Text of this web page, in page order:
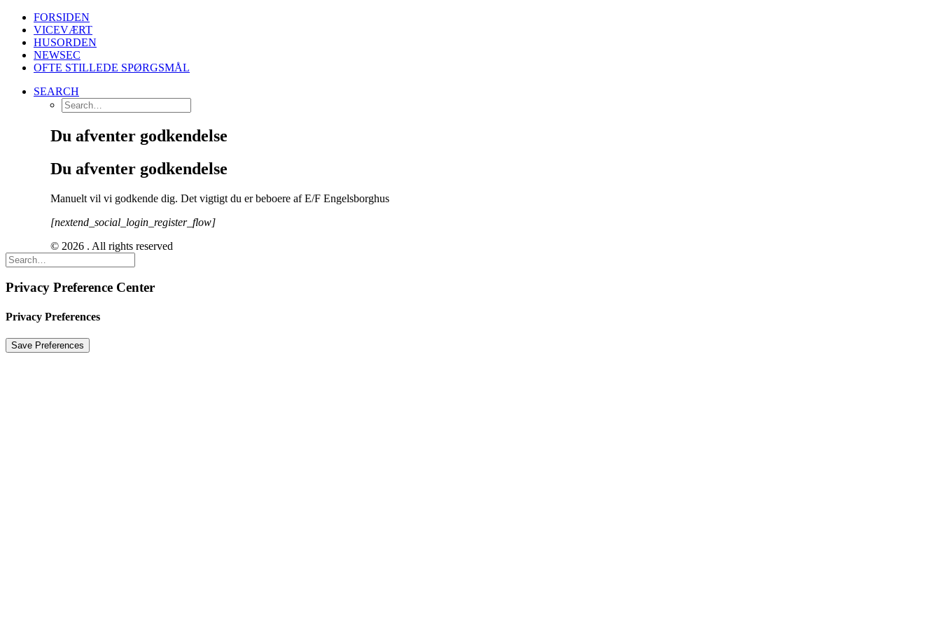
FORSIDEN
VICEVÆRT
HUSORDEN
NEWSEC
OFTE STILLEDE SPØRGSMÅL
SEARCH
Du afventer godkendelse
Du afventer godkendelse
Manuelt vil vi godkende dig. Det vigtigt du er beboere af E/F Engelsborghus
[nextend_social_login_register_flow]
© 2026 . All rights reserved
Privacy Preference Center
Privacy Preferences